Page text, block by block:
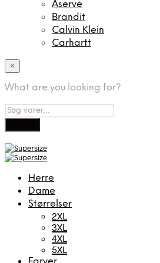
Aserve
Brandit
Calvin Klein
Carhartt
×
What are you looking for?
Herre
Dame
Størrelser
2XL
3XL
4XL
5XL